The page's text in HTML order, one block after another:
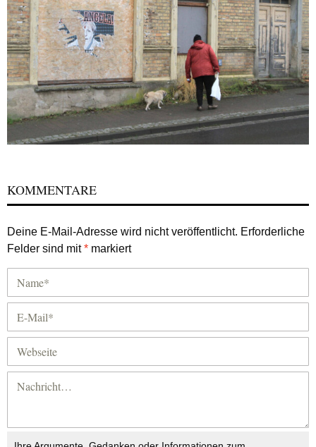
KOMMENTARE
Deine E-Mail-Adresse wird nicht veröffentlicht. Erforderliche
Felder sind mit* markiert